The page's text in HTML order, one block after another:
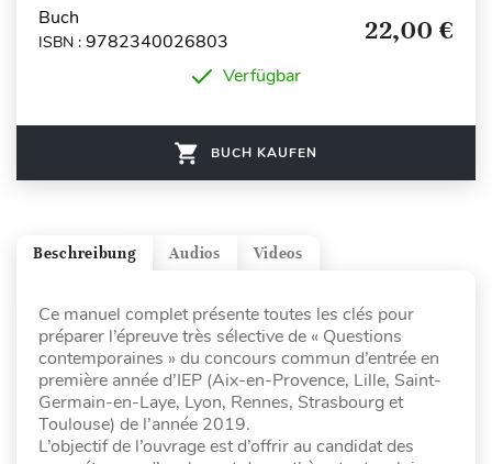
Buch
ISBN : 9782340026803 22,00 €
Verfügbar
BUCH KAUFEN
Videos
Audios
Beschreibung
Ce manuel complet présente toutes les clés pour
préparer l’épreuve très sélective de « Questions
contemporaines » du concours commun d’entrée en
première année d’IEP (Aix-en-Provence, Lille, Saint-
Germain-en-Laye, Lyon, Rennes, Strasbourg et
Toulouse) de l’année 2019.
L’objectif de l’ouvrage est d’offrir au candidat des